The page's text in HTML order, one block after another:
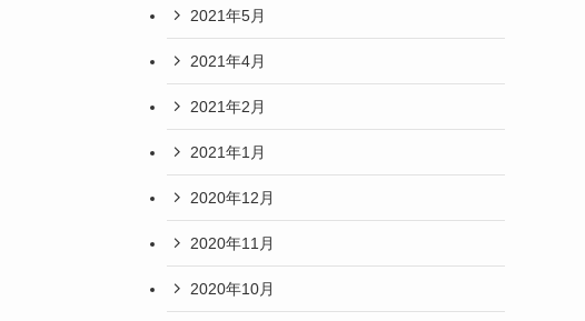
2021年5月
2021年4月
2021年2月
2021年1月
2020年12月
2020年11月
2020年10月